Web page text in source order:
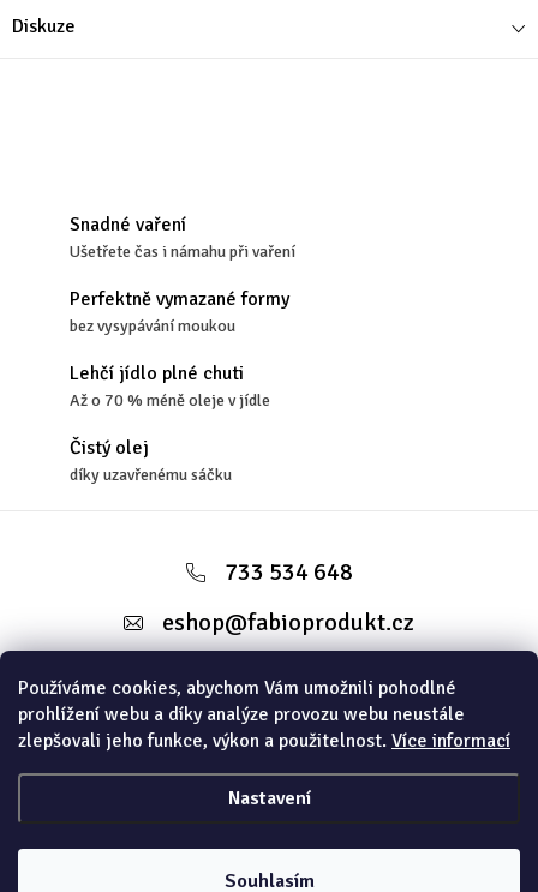
Používáme cookies, abychom Vám umožnili pohodlné
prohlížení webu a díky analýze provozu webu neustále
zlepšovali jeho funkce, výkon a použitelnost. Více informací
Nastavení
Souhlasím
Diskuze
Snadné vaření
Ušetřete čas i námahu při vaření
Perfektně vymazané formy
bez vysypávání moukou
Lehčí jídlo plné chuti
Až o 70 % méně oleje v jídle
Čistý olej
díky uzavřenému sáčku
a
733 534 648
eshop@fabioprodukt.cz
Informace pro vás
Instagram
Copyright 2026FABIOSHOP. Všechna práva vyhrazena.